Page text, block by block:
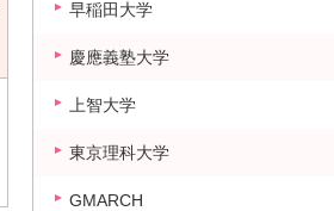
早稲田大学
慶應義塾大学
上智大学
東京理科大学
GMARCH